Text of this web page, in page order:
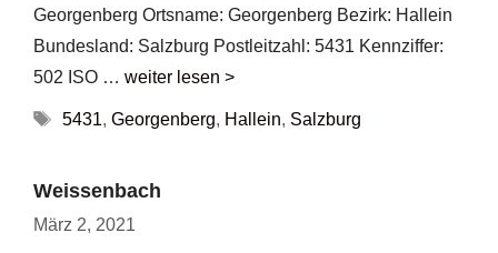
Georgenberg Ortsname: Georgenberg Bezirk: Hallein
Bundesland: Salzburg Postleitzahl: 5431 Kennziffer:
502 ISO … weiter lesen >
Schlagwörter
5431, Georgenberg, Hallein, Salzburg
Weissenbach
März 2, 2021